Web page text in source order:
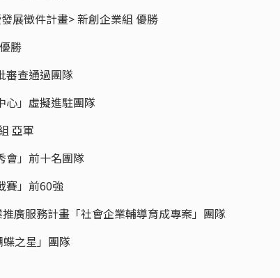
展徵件計畫> 新創企業組 優勝
勝
審查通過團隊
心」虛擬進駐團隊
亞軍
會」前十名團隊
賽」前60強
廣服務計畫「社會企業輔導育成專案」團隊
之星」團隊